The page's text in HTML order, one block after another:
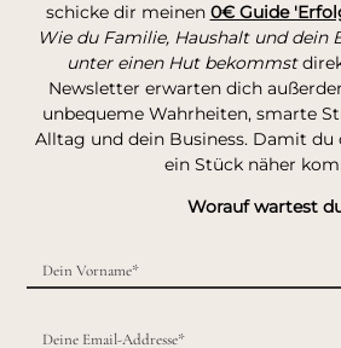
schicke dir meinen 0€ Guide
Wie du Familie, Haushalt und dein
unter einen Hut bekommst
Newsletter erwarten dich
unbequeme Wahrheiten, smarte
Alltag und dein Business. Damit du
ein Stück näher
Worauf wartest